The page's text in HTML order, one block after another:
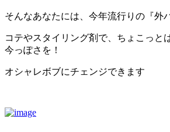
そんなあなたには、今年流行りの『外
コテやスタイリング剤で、ちょこっと
今っぽさを！
オシャレボブにチェンジできます